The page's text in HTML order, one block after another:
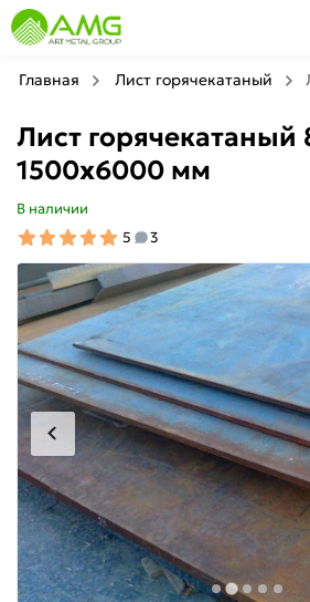
Главная Лист горячекатаный
Лист горячекатаный
1500х6000 мм
В наличии
5
3